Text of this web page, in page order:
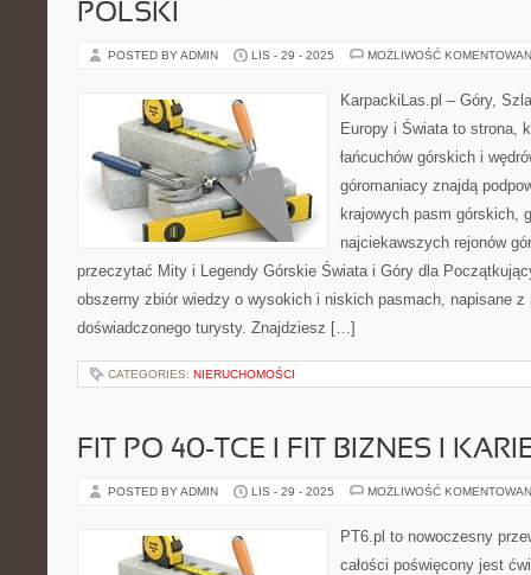
POLSKI
POSTED BY ADMIN LIS - 29 - 2025 MOŻLIWOŚĆ
KarpackiLas.pl – Góry,
Europy i Świata to strona,
łańcuchów górskich i
góromaniacy znajdą
krajowych pasm górskich,
najciekawszych rejonów
przeczytać Mity i Legendy Górskie Świata i Góry dla
obszerny zbiór wiedzy o wysokich i niskich pasmach, napisane z
doświadczonego turysty. Znajdziesz […]
CATEGORIES: NIERUCHOMOŚCI
FIT PO 40-TCE I FIT BIZNES I
POSTED BY ADMIN LIS - 29 - 2025 MOŻLIWOŚĆ
PT6.pl to nowoczesny
całości poświęcony jest